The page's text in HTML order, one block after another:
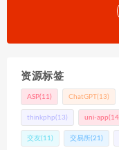
资源标签
ASP(11) ChatGPT(13)
thinkphp(13) uni-app
交友(11) 交易所(21)